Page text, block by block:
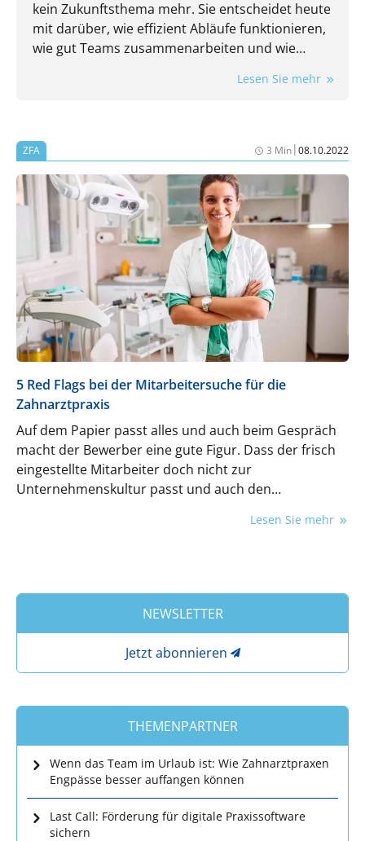
kein Zukunftsthema mehr. Sie entscheidet heute
mit darüber, wie effizient Abläufe funktionieren,
wie gut Teams zusammenarbeiten und wie
Lesen Sie mehr
ZFA 3 Min|08.10.2022
5 Red Flags bei der Mitarbeitersuche für die
Zahnarztpraxis
Auf dem Papier passt alles und auch beim Gespräch
macht der Bewerber eine gute Figur. Dass der frisch
eingestellte Mitarbeiter doch nicht zur
Unternehmenskultur passt und auch den
bedauerlicherweise häufig erst im Nachhinein auf –
Lesen Sie mehr
NEWSLETTER
Jetzt abonnieren
THEMENPARTNER
Wenn das Team im Urlaub ist: Wie Zahnarztpraxen
Engpässe besser auffangen können
Last Call: Förderung für digitale Praxissoftware
sichern